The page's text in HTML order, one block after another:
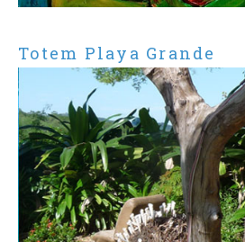
Totem Playa Grande